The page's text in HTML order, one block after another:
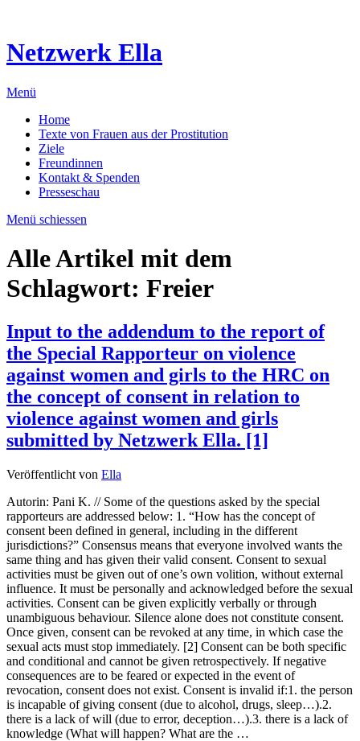
Netzwerk Ella
Menü
Home
Texte von Frauen aus der Prostitution
Ziele
Freundinnen
Kontakt & Spenden
Presseschau
Menü schiessen
Alle Artikel mit dem
Schlagwort: Freier
Input to the addendum to the report of
the Special Rapporteur on violence
against women and girls to the HRC on
the concept of consent in relation to
violence against women and girls
submitted by Netzwerk Ella. [1]
Veröffentlicht von Ella
Autorin: Pani K. // Some of the questions asked by the special
rapporteurs are addressed below: 1. “How has the concept of
consent been defined in general, including in the different
jurisdictions?” Consensus means that everyone involved wants the
same thing and has given their valid consent. Consent to sexual
activities must be given out of one’s own volition, without external
influence. It must be personally and acknowledged before the sexual
activities. Consent can be given explicitly verbally or through
unambiguous behaviour. Silence alone does not constitute consent.
Once given, consent can be revoked at any time, in which case the
sexual acts must stop immediately. [2] Consent can be both specific
and conditional and cannot be given retrospectively. If negative
consequences are to be feared or expected in the event of
revocation, consent does not exist. Consent is invalid if:1. the person
is incapable of giving consent (due to alcohol, drugs, sleep…).2.
there is a lack of will (due to error, deception…).3. there is a lack of
knowledge (What will happen? What are the …